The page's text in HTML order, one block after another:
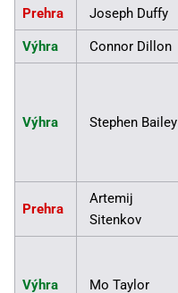
Prehra Joseph Duffy
Výhra Connor Dillon
Výhra Stephen Bailey
Prehra
Artemij
Sitenkov
Výhra Mo Taylor